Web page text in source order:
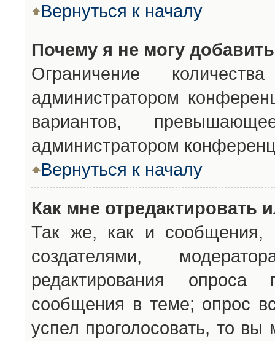
Вернуться к началу
Почему я не могу
Ограничение
администратором
вариантов,
администратором
Вернуться к началу
Как мне отредактировать
Так же, как и сообщения,
создателями,
редактирования опроса
сообщения в теме; опрос
успел проголосовать, то вы